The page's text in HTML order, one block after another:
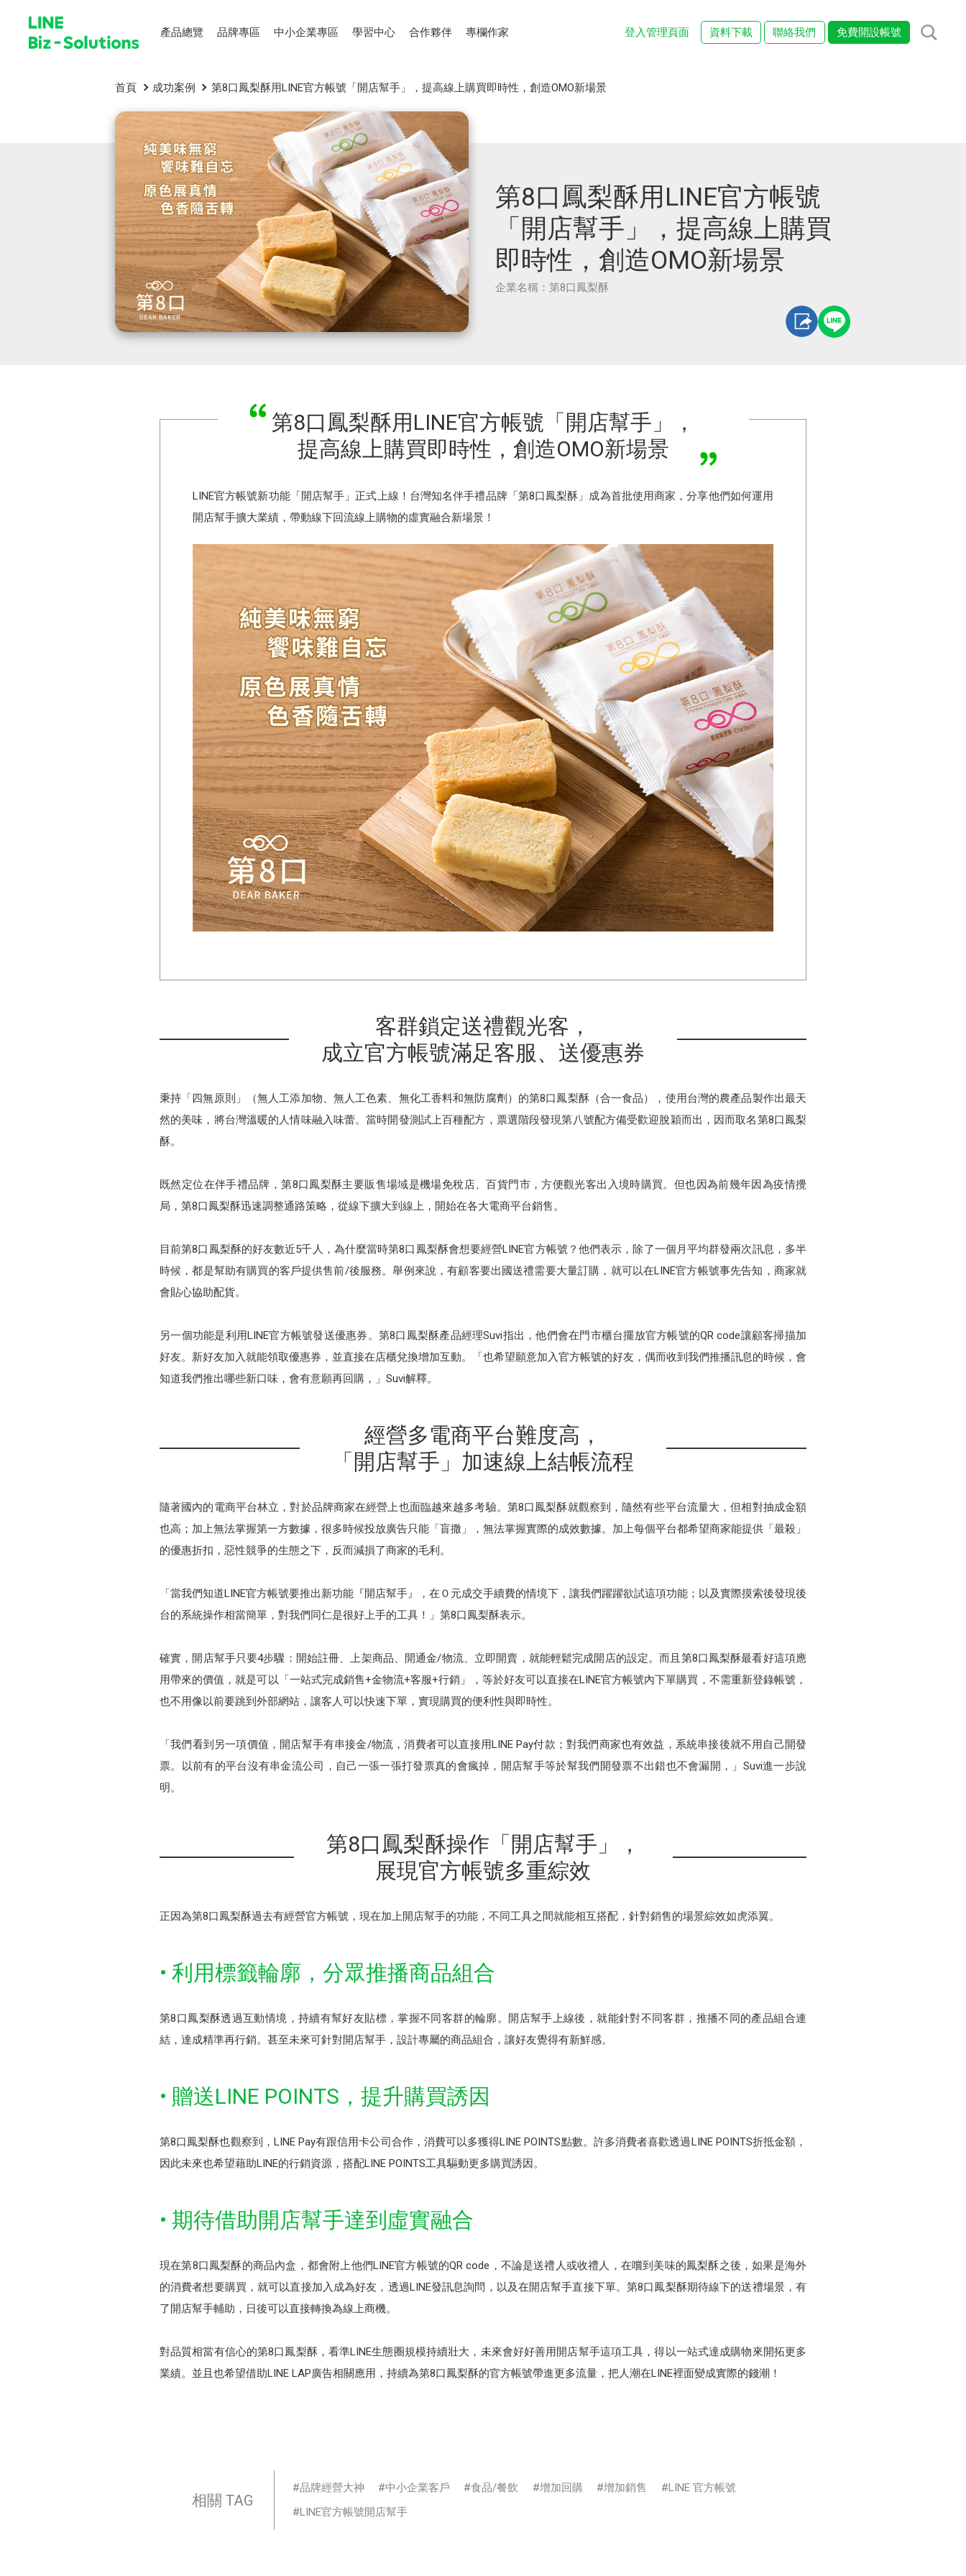
產品總覽 品牌專區 中小企業專區 學習中心 合作夥伴 專欄作家 登入管理頁面 資料下載 聯絡我們 免費開設帳號
首頁 成功案例 第8口鳳梨酥用LINE官方帳號「開店幫手」，提高線上購買即時性，創造OMO新場景
第8口鳳梨酥用LINE官方帳號
「開店幫手」，提高線上購買
即時性，創造OMO新場景
企業名稱：第8口鳳梨酥
第8口鳳梨酥用LINE官方帳號「開店幫手」，
提高線上購買即時性，創造OMO新場景
LINE官方帳號新功能「開店幫手」正式上線！台灣知名伴手禮品牌「第8口鳳梨酥」成為首批使用商家，分享他們如何運用
開店幫手擴大業績，帶動線下回流線上購物的虛實融合新場景！
客群鎖定送禮觀光客，
成立官方帳號滿足客服、送優惠券
秉持「四無原則」（無人工添加物、無人工色素、無化工香料和無防腐劑）的第8口鳳梨酥（合一食品），使用台灣的農產品製作出最天
然的美味，將台灣溫暖的人情味融入味蕾。當時開發測試上百種配方，票選階段發現第八號配方備受歡迎脫穎而出，因而取名第8口鳳梨
酥。
既然定位在伴手禮品牌，第8口鳳梨酥主要販售場域是機場免稅店、百貨門市，方便觀光客出入境時購買。但也因為前幾年因為疫情攪
局，第8口鳳梨酥迅速調整通路策略，從線下擴大到線上，開始在各大電商平台銷售。
目前第8口鳳梨酥的好友數近5千人，為什麼當時第8口鳳梨酥會想要經營LINE官方帳號？他們表示，除了一個月平均群發兩次訊息，多半
時候，都是幫助有購買的客戶提供售前/後服務。舉例來說，有顧客要出國送禮需要大量訂購，就可以在LINE官方帳號事先告知，商家就
會貼心協助配貨。
另一個功能是利用LINE官方帳號發送優惠券。第8口鳳梨酥產品經理Suvi指出，他們會在門市櫃台擺放官方帳號的QR code讓顧客掃描加
好友。新好友加入就能領取優惠券，並直接在店櫃兌換增加互動。「也希望願意加入官方帳號的好友，偶而收到我們推播訊息的時候，會
知道我們推出哪些新口味，會有意願再回購，」Suvi解釋。
經營多電商平台難度高，
「開店幫手」加速線上結帳流程
隨著國內的電商平台林立，對於品牌商家在經營上也面臨越來越多考驗。第8口鳳梨酥就觀察到，隨然有些平台流量大，但相對抽成金額
也高；加上無法掌握第一方數據，很多時候投放廣告只能「盲撒」，無法掌握實際的成效數據。加上每個平台都希望商家能提供「最殺」
的優惠折扣，惡性競爭的生態之下，反而減損了商家的毛利。
「當我們知道LINE官方帳號要推出新功能『開店幫手』，在０元成交手續費的情境下，讓我們躍躍欲試這項功能；以及實際摸索後發現後
台的系統操作相當簡單，對我們同仁是很好上手的工具！」第8口鳳梨酥表示。
確實，開店幫手只要4步驟：開始註冊、上架商品、開通金/物流、立即開賣，就能輕鬆完成開店的設定。而且第8口鳳梨酥最看好這項應
用帶來的價值，就是可以「一站式完成銷售+金物流+客服+行銷」，等於好友可以直接在LINE官方帳號內下單購買，不需重新登錄帳號，
也不用像以前要跳到外部網站，讓客人可以快速下單，實現購買的便利性與即時性。
「我們看到另一項價值，開店幫手有串接金/物流，消費者可以直接用LINE Pay付款；對我們商家也有效益，系統串接後就不用自己開發
票。以前有的平台沒有串金流公司，自己一張一張打發票真的會瘋掉，開店幫手等於幫我們開發票不出錯也不會漏開，」Suvi進一步說
明。
第8口鳳梨酥操作「開店幫手」，
展現官方帳號多重綜效
正因為第8口鳳梨酥過去有經營官方帳號，現在加上開店幫手的功能，不同工具之間就能相互搭配，針對銷售的場景綜效如虎添翼。
• 利用標籤輪廓，分眾推播商品組合
第8口鳳梨酥透過互動情境，持續有幫好友貼標，掌握不同客群的輪廓。開店幫手上線後，就能針對不同客群，推播不同的產品組合連
結，達成精準再行銷。甚至未來可針對開店幫手，設計專屬的商品組合，讓好友覺得有新鮮感。
• 贈送LINE POINTS，提升購買誘因
第8口鳳梨酥也觀察到，LINE Pay有跟信用卡公司合作，消費可以多獲得LINE POINTS點數。許多消費者喜歡透過LINE POINTS折抵金額，
因此未來也希望藉助LINE的行銷資源，搭配LINE POINTS工具驅動更多購買誘因。
• 期待借助開店幫手達到虛實融合
現在第8口鳳梨酥的商品內盒，都會附上他們LINE官方帳號的QR code，不論是送禮人或收禮人，在嚐到美味的鳳梨酥之後，如果是海外
的消費者想要購買，就可以直接加入成為好友，透過LINE發訊息詢問，以及在開店幫手直接下單。第8口鳳梨酥期待線下的送禮場景，有
了開店幫手輔助，日後可以直接轉換為線上商機。
對品質相當有信心的第8口鳳梨酥，看準LINE生態圈規模持續壯大，未來會好好善用開店幫手這項工具，得以一站式達成購物來開拓更多
業績。並且也希望借助LINE LAP廣告相關應用，持續為第8口鳳梨酥的官方帳號帶進更多流量，把人潮在LINE裡面變成實際的錢潮！
相關 TAG
品牌經營大神 中小企業客戶 食品/餐飲 增加回購 增加銷售
LINE 官方帳號
LINE官方帳號開店幫手